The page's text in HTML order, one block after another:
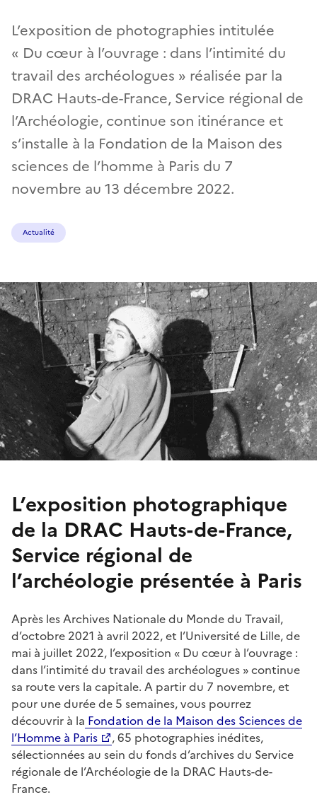
L’exposition de photographies intitulée
« Du cœur à l’ouvrage : dans l’intimité du
travail des archéologues » réalisée par la
DRAC Hauts-de-France, Service régional de
l’Archéologie, continue son itinérance et
s’installe à la Fondation de la Maison des
sciences de l’homme à Paris du 7
novembre au 13 décembre 2022.
Actualité
L’exposition photographique
de la DRAC Hauts-de-France,
Service régional de
l’archéologie présentée à Paris
Après les Archives Nationale du Monde du Travail,
d’octobre 2021 à avril 2022, et l’Université de Lille, de
mai à juillet 2022, l’exposition « Du cœur à l’ouvrage :
dans l’intimité du travail des archéologues » continue
sa route vers la capitale. A partir du 7 novembre, et
pour une durée de 5 semaines, vous pourrez
découvrir à la Fondation de la Maison des Sciences de
l’Homme à Paris
, 65 photographies inédites,
sélectionnées au sein du fonds d’archives du Service
régionale de l’Archéologie de la DRAC Hauts-de-
France.